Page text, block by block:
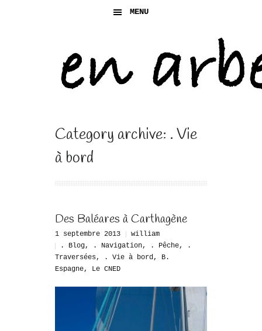
MENU
Category archive: . Vie
à bord
Des Baléares à Carthagène
1 septembre 2013
william
. Blog, . Navigation, . Pêche,
.
Traversées, . Vie à bord , B.
Espagne, Le CNED